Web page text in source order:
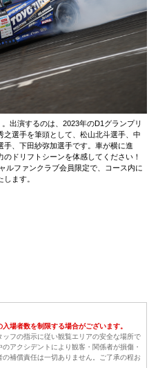
出演するのは、2023年のD1グランプリ
選手を筆頭として、松山北斗選手、中
、下田紗弥加選手です。車が横に進
ドリフトシーンを体感してください！
ルファンクラブ会員限定で、コース内に
ます。
場者数を制限する場合がございます。
フの指示に従い観覧エリアの安全な場所で
アクシデントにより観客・関係者が損傷・
補償責任は一切ありません。ご了承の程お